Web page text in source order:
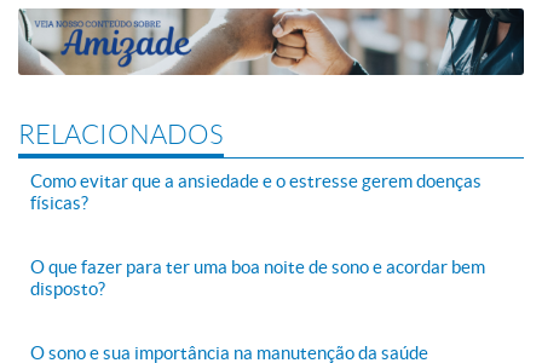
RELACIONADOS
Como evitar que a ansiedade e o estresse gerem doenças
físicas?
O que fazer para ter uma boa noite de sono e acordar bem
disposto?
O sono e sua importância na manutenção da saúde